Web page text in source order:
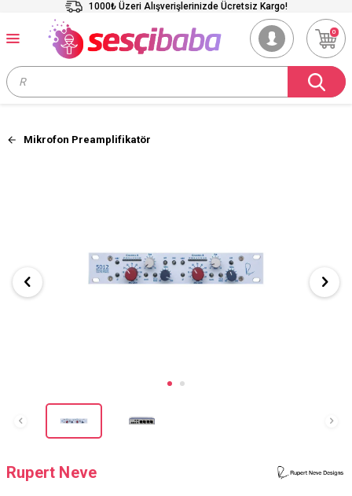
1000₺ Üzeri Alışverişlerinizde Ücretsiz Kargo!
0
Mikrofon Preamplifikatör
Rupert Neve